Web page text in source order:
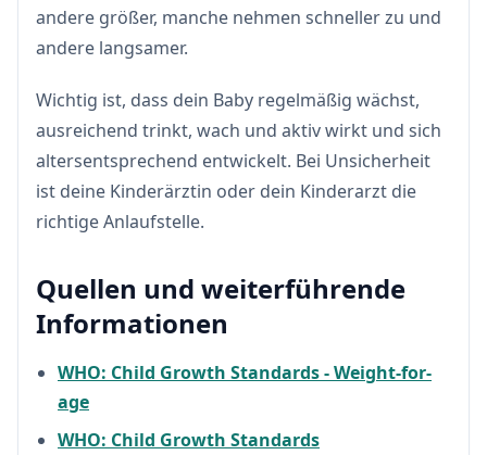
andere größer, manche nehmen schneller zu und
andere langsamer.
Wichtig ist, dass dein Baby regelmäßig wächst,
ausreichend trinkt, wach und aktiv wirkt und sich
altersentsprechend entwickelt. Bei Unsicherheit
ist deine Kinderärztin oder dein Kinderarzt die
richtige Anlaufstelle.
Quellen und weiterführende
Informationen
WHO: Child Growth Standards - Weight-for-
age
WHO: Child Growth Standards